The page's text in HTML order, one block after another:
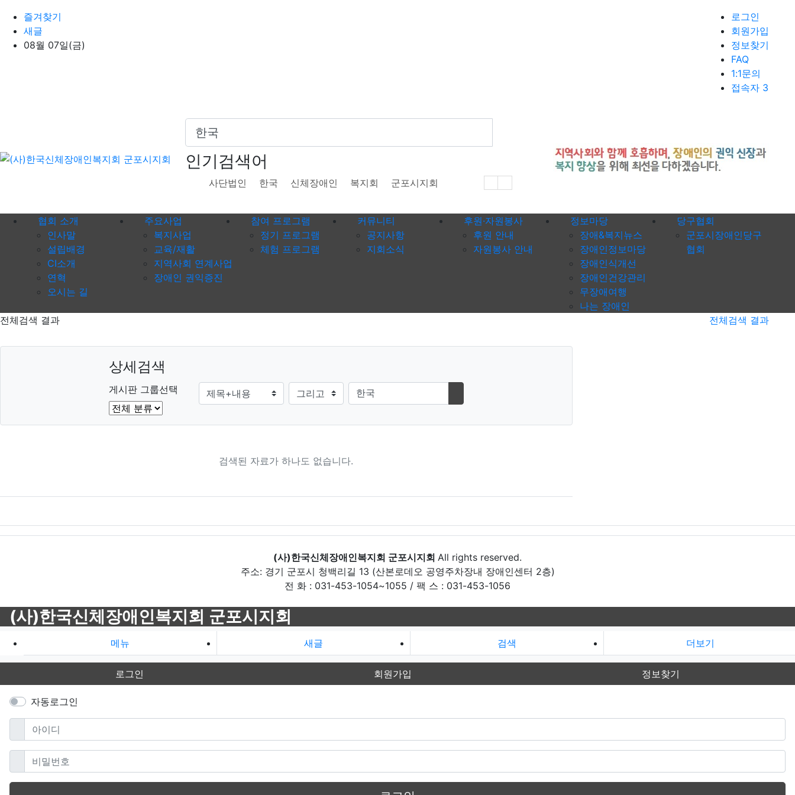
상단 네비
즐겨찾기
새글
08월 07일(금)
로그인
회원가입
정보찾기
FAQ
1:1문의
접속자 3
인기검색어
사단법인 한국 신체장애인 복지회 군포시지회
메인 메뉴
협회 소개
인사말
설립배경
CI소개
연혁
오시는 길
주요사업
복지사업
교육/재활
지역사회 연계사업
장애인 권익증진
참여 프로그램
정기 프로그램
체험 프로그램
커뮤니티
공지사항
지회소식
후원·자원봉사
후원 안내
자원봉사 안내
정보마당
장애&복지뉴스
장애인정보마당
장애인식개선
장애인건강관리
무장애여행
나는 장애인
당구협회
군포시장애인당구
협회
전체검색 결과 전체검색 결과
상세검색
그룹
게시판 그룹선택 검색조건 검색방법
검색어
검색하기
검색된 자료가 하나도 없습니다.
(사)한국신체장애인복지회 군포시지회 All rights reserved.
주소: 경기 군포시 청백리길 13 (산본로데오 공영주차장내 장애인센터 2층)
전 화 : 031-453-1054~1055 / 팩 스 : 031-453-1056
(사)한국신체장애인복지회 군포시지회
메뉴 새글 검색 더보기
로그인 회원가입 정보찾기
자동로그인
아이디필수
비밀번호필수